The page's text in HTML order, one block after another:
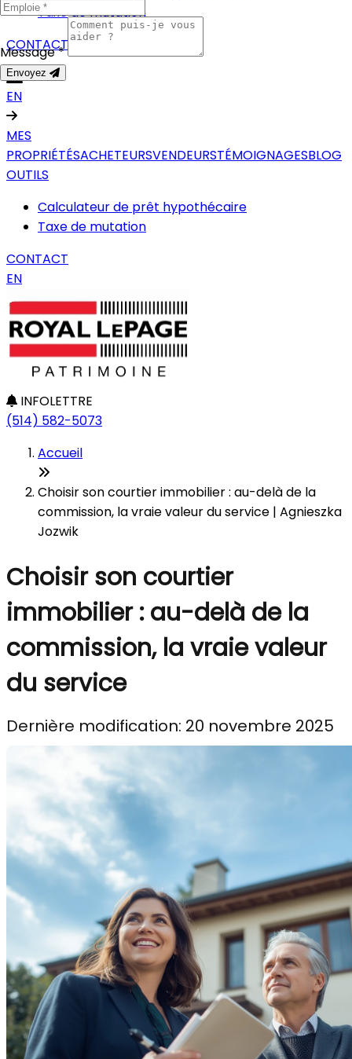
Taxe de mutation
CONTACT
EN
MES
PROPRIÉTÉSACHETEURSVENDEURSTÉMOIGNAGESBLOG
OUTILS
Calculateur de prêt hypothécaire
Taxe de mutation
CONTACT
EN
INFOLETTRE
(514) 582-5073
Accueil
Choisir son courtier immobilier : au-delà de la
commission, la vraie valeur du service | Agnieszka
Jozwik
Choisir son courtier
immobilier : au-delà de la
commission, la vraie valeur
du service
Dernière modification: 20 novembre 2025
Message *
Envoyez